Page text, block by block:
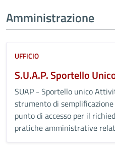
Amministrazione
UFFICIO
S.U.A.P. Sportello
SUAP - Sportello unico
strumento di
punto di accesso per il
pratiche amministrative